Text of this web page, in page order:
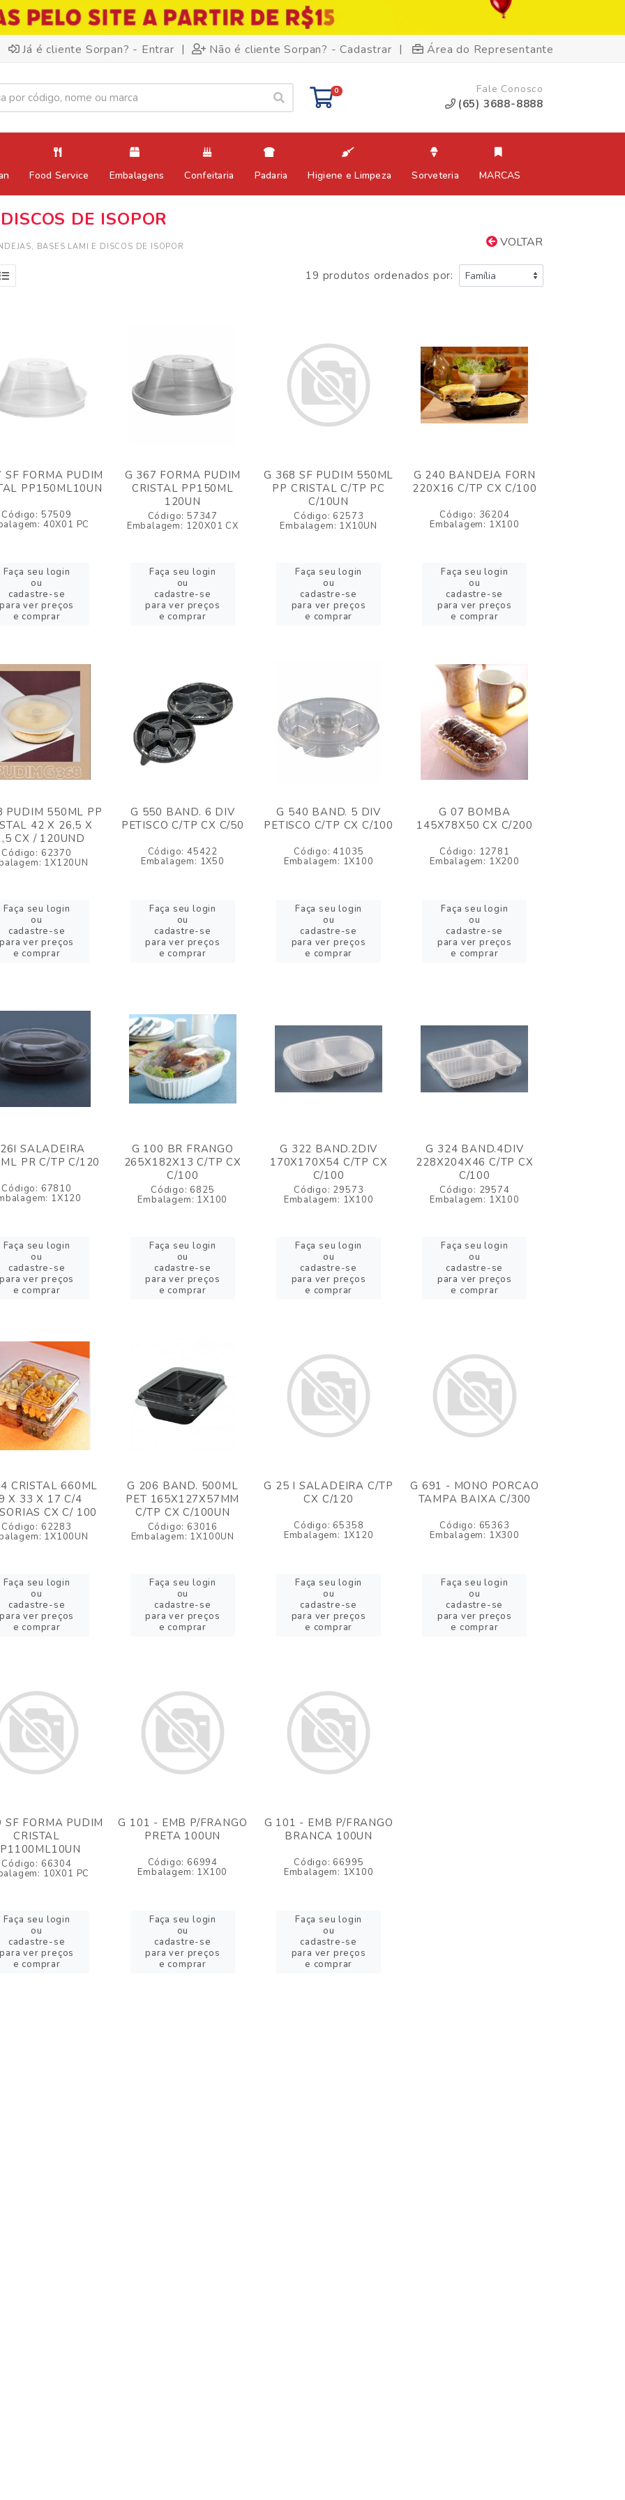
Já é cliente Sorpan? - Entrar | Não é cliente Sorpan? - Cadastrar | Área do Representante
0 Fale Conosco
(65) 3688-8888
Food Service Embalagens Confeitaria Padaria Higiene e Limpeza Sorveteria MARCAS
DE ISOPOR
VOLTAR
BASES LAMI E DISCOS DE ISOPOR
19 produtos ordenados por:
SF FORMA PUDIM
PP150ML10UN
Código: 57509
40X01 PC
Faça seu login
ou
cadastre-se
para ver preços
e comprar
G 367 FORMA PUDIM
CRISTAL PP150ML
120UN
Código: 57347
Embalagem: 120X01 CX
Faça seu login
ou
cadastre-se
para ver preços
e comprar
G 368 SF PUDIM 550ML
PP CRISTAL C/TP PC
C/10UN
Código: 62573
Embalagem: 1X10UN
Faça seu login
ou
cadastre-se
para ver preços
e comprar
G 240 BANDEJA FORN
220X16 C/TP CX C/100
Código: 36204
Embalagem: 1X100
Faça seu login
ou
cadastre-se
para ver preços
e comprar
PUDIM 550ML PP
42 X 26,5 X
CX / 120UND
Código: 62370
1X120UN
Faça seu login
ou
cadastre-se
para ver preços
e comprar
G 550 BAND. 6 DIV
PETISCO C/TP CX C/50
Código: 45422
Embalagem: 1X50
Faça seu login
ou
cadastre-se
para ver preços
e comprar
G 540 BAND. 5 DIV
PETISCO C/TP CX C/100
Código: 41035
Embalagem: 1X100
Faça seu login
ou
cadastre-se
para ver preços
e comprar
G 07 BOMBA
145X78X50 CX C/200
Código: 12781
Embalagem: 1X200
Faça seu login
ou
cadastre-se
para ver preços
e comprar
SALADEIRA
PR C/TP C/120
Código: 67810
1X120
Faça seu login
ou
cadastre-se
para ver preços
e comprar
G 100 BR FRANGO
265X182X13 C/TP CX
C/100
Código: 6825
Embalagem: 1X100
Faça seu login
ou
cadastre-se
para ver preços
e comprar
G 322 BAND.2DIV
170X170X54 C/TP CX
C/100
Código: 29573
Embalagem: 1X100
Faça seu login
ou
cadastre-se
para ver preços
e comprar
G 324 BAND.4DIV
228X204X46 C/TP CX
C/100
Código: 29574
Embalagem: 1X100
Faça seu login
ou
cadastre-se
para ver preços
e comprar
CRISTAL 660ML
X 33 X 17 C/4
CX C/ 100
Código: 62283
1X100UN
Faça seu login
ou
cadastre-se
para ver preços
e comprar
G 206 BAND. 500ML
PET 165X127X57MM
C/TP CX C/100UN
Código: 63016
Embalagem: 1X100UN
Faça seu login
ou
cadastre-se
para ver preços
e comprar
G 25 I SALADEIRA C/TP
CX C/120
Código: 65358
Embalagem: 1X120
Faça seu login
ou
cadastre-se
para ver preços
e comprar
G 691 - MONO PORCAO
TAMPA BAIXA C/300
Código: 65363
Embalagem: 1X300
Faça seu login
ou
cadastre-se
para ver preços
e comprar
SF FORMA PUDIM
CRISTAL
Código: 66304
10X01 PC
Faça seu login
ou
cadastre-se
para ver preços
e comprar
G 101 - EMB P/FRANGO
PRETA 100UN
Código: 66994
Embalagem: 1X100
Faça seu login
ou
cadastre-se
para ver preços
e comprar
G 101 - EMB P/FRANGO
BRANCA 100UN
Código: 66995
Embalagem: 1X100
Faça seu login
ou
cadastre-se
para ver preços
e comprar